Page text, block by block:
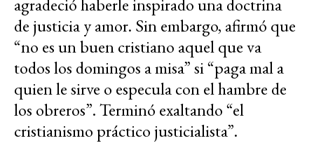
agradeció haberle inspirado una doctrina
de justicia y amor. Sin embargo, afirmó que
“no es un buen cristiano aquel que va
todos los domingos a misa” si “paga mal a
quien le sirve o especula con el hambre de
los obreros”. Terminó exaltando “el
cristianismo práctico justicialista”.